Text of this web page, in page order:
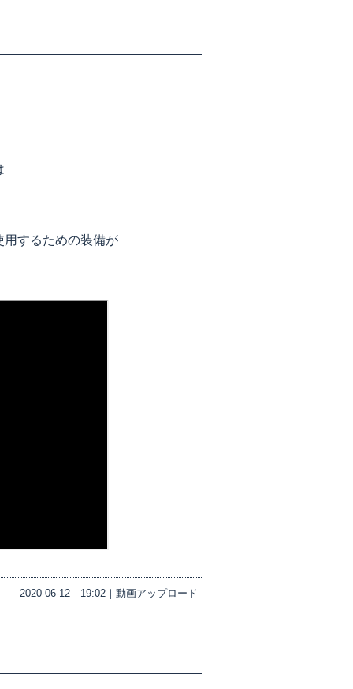
用するための装備が
2020-06-12 19:02｜ 動画アップロード